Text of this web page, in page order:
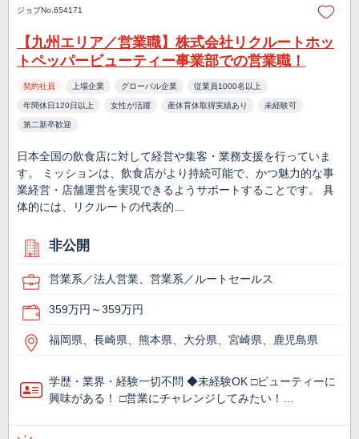
ジョブNo.654171
【九州エリア／営業職】株式会社リクルートホッ
トペッパービューティー事業部での営業職！
契約社員 上場企業 グローバル企業 従業員1000名以上
年間休日120日以上 女性が活躍 産休育休取得実績あり 未経験可
第二新卒歓迎
日本全国の飲食店に対して経営や集客・業務支援を行っていま
す。 ミッションは、飲食店がより持続可能で、かつ魅力的な事
業経営・店舗運営を実現できるようサポートすることです。 具
体的には、リクルートの代表的…
非公開
営業系／法人営業、営業系／ルートセールス
359万円～359万円
福岡県、長崎県、熊本県、大分県、宮崎県、鹿児島県
学歴・業界・経験一切不問 ◆未経験OK □ビューティーに
興味がある！ □営業にチャレンジしてみたい！…